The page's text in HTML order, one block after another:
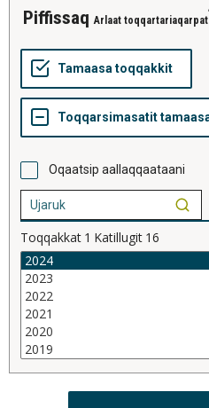
piffissaq Arlaat toqqartariaqarpat
Oqaatsip aallaqqaataani
Toqqakkat 1 Katillugit 16